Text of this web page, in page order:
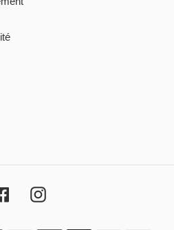
FacebookInstagram